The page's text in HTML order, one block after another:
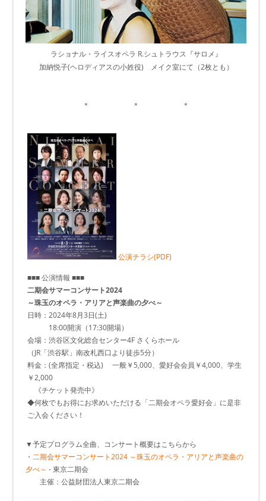
ラショナル・ライスオペラ R.シュトラウス『サロメ』
加納悦子(ヘロディアスの小姓役) メイク室にて（2枚とも）
＊ ＊ ＊
公演チラシ(PDF)
■■■ 公演情報 ■■■
二期会サマーコンサート2024
～珠玉のオペラ・アリアと声楽曲の夕べ～
日時：2024年8月3日(土)
18:00開演（17:30開場）
会場：渋谷区文化総合センター4F さくらホール
（JR「渋谷駅」南改札西口より徒歩5分）
料金：(全席指定・税込) 一般￥5,000、愛好会会員￥4,000、学生
￥2,000
《チケット発売中》
◆何枚でもお得にお求めいただける「二期会オペラ愛好会」に是非
ご入会ください！
▼予定プログラム全曲、コンサート概要はこちらから
・ 二期会サマーコンサート2024 ～珠玉のオペラ・アリアと声楽曲の
夕べ～ - 東京二期会
主催：公益財団法人東京二期会